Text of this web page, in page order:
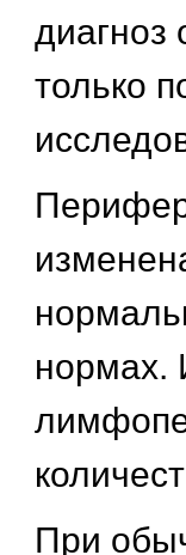
диагноз
только
нормах.
При